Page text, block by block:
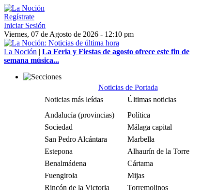
Regístrate
Iniciar Sesión
Viernes, 07 de Agosto de 2026 - 12:10 pm
La Noción | La Feria y Fiestas de agosto ofrece este fin de
semana música...
Noticias de Portada
Noticias más leídas
Últimas noticias
Andalucía (provincias)
Política
Sociedad
Málaga capital
San Pedro Alcántara
Marbella
Estepona
Alhaurín de la Torre
Benalmádena
Cártama
Fuengirola
Mijas
Rincón de la Victoria
Torremolinos